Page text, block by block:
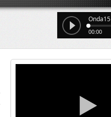
Onda15
00:00